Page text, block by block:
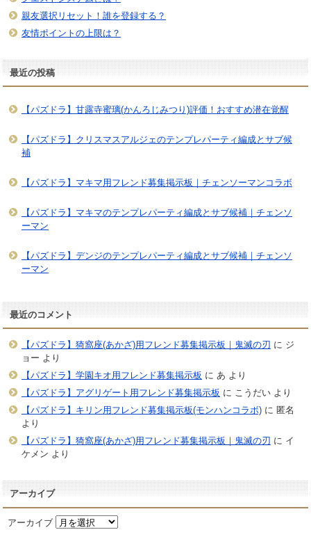
親友選択リセット！誰を登録する？
友情ポイントの上限は？
最近の投稿
【パズドラ】甘露寺蜜璃(かんろじみつり)評価！おすすめ潜在覚醒
【パズドラ】クリスマスアルジェのテンプレパーティ編成とサブ候
補
【パズドラ】マキマ用フレンド募集掲示板｜チェンソーマンコラボ
【パズドラ】マキマのテンプレパーティ編成とサブ候補｜チェンソ
ーマン
【パズドラ】デンジのテンプレパーティ編成とサブ候補｜チェンソ
ーマン
最近のコメント
【パズドラ】猗窩座(あかざ)用フレンド募集掲示板｜鬼滅の刃 に ジ
ョー より
【パズドラ】学園キオ用フレンド募集掲示板 に あ より
【パズドラ】アグリゲート用フレンド募集掲示板 に こうだいより
【パズドラ】キリン用フレンド募集掲示板(モンハンコラボ)に 匿名
より
【パズドラ】猗窩座(あかざ)用フレンド募集掲示板｜鬼滅の刃 に イ
ケメン より
アーカイブ
アーカイブ